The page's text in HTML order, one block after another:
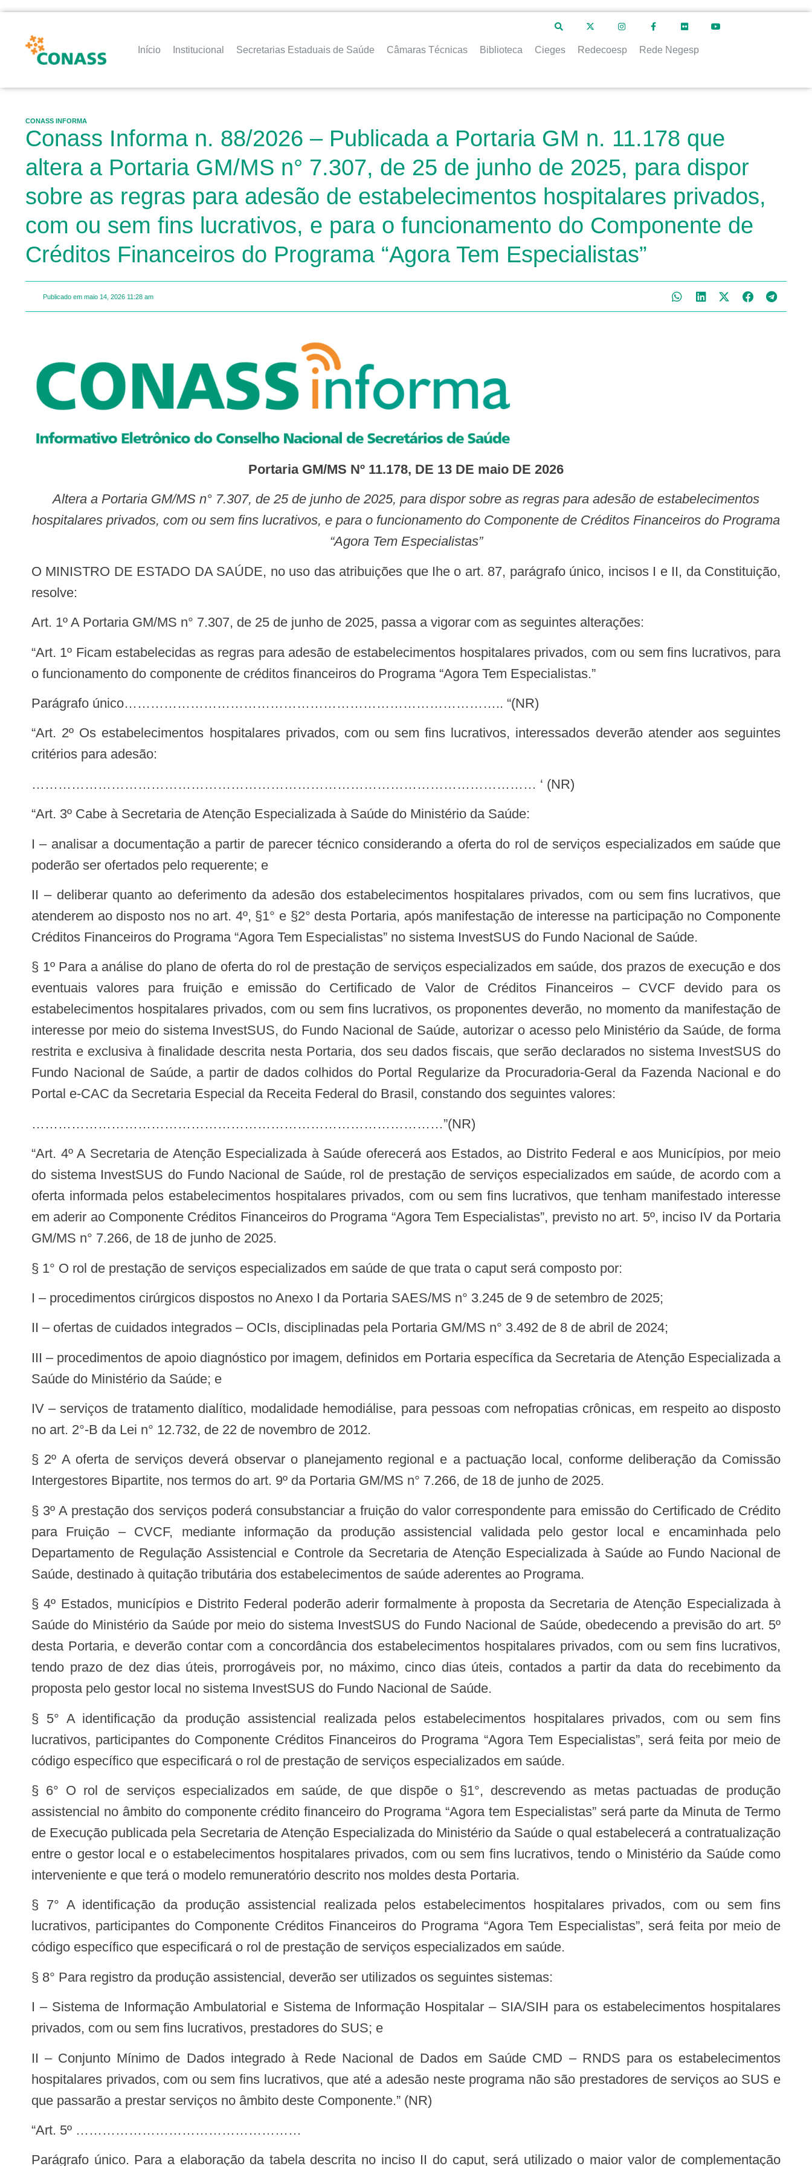
Início Institucional Secretarias Estaduais de Saúde Câmaras Técnicas Biblioteca Cieges Redecoesp Rede Negesp
CONASS INFORMA
Conass Informa n. 88/2026 – Publicada a Portaria GM n. 11.178 que
altera a Portaria GM/MS n° 7.307, de 25 de junho de 2025, para dispor
sobre as regras para adesão de estabelecimentos hospitalares privados,
com ou sem fins lucrativos, e para o funcionamento do Componente de
Créditos Financeiros do Programa “Agora Tem Especialistas”
Publicado em maio 14, 2026 11:28 am
Portaria GM/MS Nº 11.178, DE 13 DE maio DE 2026
Altera a Portaria GM/MS n° 7.307, de 25 de junho de 2025, para dispor sobre as regras para adesão de estabelecimentos
hospitalares privados, com ou sem fins lucrativos, e para o funcionamento do Componente de Créditos Financeiros do Programa
“Agora Tem Especialistas”
O MINISTRO DE ESTADO DA SAÚDE, no uso das atribuições que Ihe o art. 87, parágrafo único, incisos I e II, da Constituição,
resolve:
Art. 1º A Portaria GM/MS n° 7.307, de 25 de junho de 2025, passa a vigorar com as seguintes alterações:
“Art. 1º Ficam estabelecidas as regras para adesão de estabelecimentos hospitalares privados, com ou sem fins lucrativos, para
o funcionamento do componente de créditos financeiros do Programa “Agora Tem Especialistas.”
Parágrafo único………………………………………………………………………….. “(NR)
“Art. 2º Os estabelecimentos hospitalares privados, com ou sem fins lucrativos, interessados deverão atender aos seguintes
critérios para adesão:
…………………………………………………………………………………………………… ‘ (NR)
“Art. 3º Cabe à Secretaria de Atenção Especializada à Saúde do Ministério da Saúde:
I – analisar a documentação a partir de parecer técnico considerando a oferta do rol de serviços especializados em saúde que
poderão ser ofertados pelo requerente; e
II – deliberar quanto ao deferimento da adesão dos estabelecimentos hospitalares privados, com ou sem fins lucrativos, que
atenderem ao disposto nos no art. 4º, §1° e §2° desta Portaria, após manifestação de interesse na participação no Componente
Créditos Financeiros do Programa “Agora Tem Especialistas” no sistema InvestSUS do Fundo Nacional de Saúde.
§ 1º Para a análise do plano de oferta do rol de prestação de serviços especializados em saúde, dos prazos de execução e dos
eventuais valores para fruição e emissão do Certificado de Valor de Créditos Financeiros – CVCF devido para os
estabelecimentos hospitalares privados, com ou sem fins lucrativos, os proponentes deverão, no momento da manifestação de
interesse por meio do sistema InvestSUS, do Fundo Nacional de Saúde, autorizar o acesso pelo Ministério da Saúde, de forma
restrita e exclusiva à finalidade descrita nesta Portaria, dos seu dados fiscais, que serão declarados no sistema InvestSUS do
Fundo Nacional de Saúde, a partir de dados colhidos do Portal Regularize da Procuradoria-Geral da Fazenda Nacional e do
Portal e-CAC da Secretaria Especial da Receita Federal do Brasil, constando dos seguintes valores:
…………………………………………………………………………………”(NR)
“Art. 4º A Secretaria de Atenção Especializada à Saúde oferecerá aos Estados, ao Distrito Federal e aos Municípios, por meio
do sistema InvestSUS do Fundo Nacional de Saúde, rol de prestação de serviços especializados em saúde, de acordo com a
oferta informada pelos estabelecimentos hospitalares privados, com ou sem fins lucrativos, que tenham manifestado interesse
em aderir ao Componente Créditos Financeiros do Programa “Agora Tem Especialistas”, previsto no art. 5º, inciso IV da Portaria
GM/MS n° 7.266, de 18 de junho de 2025.
§ 1° O rol de prestação de serviços especializados em saúde de que trata o caput será composto por:
I – procedimentos cirúrgicos dispostos no Anexo I da Portaria SAES/MS n° 3.245 de 9 de setembro de 2025;
II – ofertas de cuidados integrados – OCIs, disciplinadas pela Portaria GM/MS n° 3.492 de 8 de abril de 2024;
III – procedimentos de apoio diagnóstico por imagem, definidos em Portaria específica da Secretaria de Atenção Especializada a
Saúde do Ministério da Saúde; e
IV – serviços de tratamento dialítico, modalidade hemodiálise, para pessoas com nefropatias crônicas, em respeito ao disposto
no art. 2°-B da Lei n° 12.732, de 22 de novembro de 2012.
§ 2º A oferta de serviços deverá observar o planejamento regional e a pactuação local, conforme deliberação da Comissão
Intergestores Bipartite, nos termos do art. 9º da Portaria GM/MS n° 7.266, de 18 de junho de 2025.
§ 3º A prestação dos serviços poderá consubstanciar a fruição do valor correspondente para emissão do Certificado de Crédito
para Fruição – CVCF, mediante informação da produção assistencial validada pelo gestor local e encaminhada pelo
Departamento de Regulação Assistencial e Controle da Secretaria de Atenção Especializada à Saúde ao Fundo Nacional de
Saúde, destinado à quitação tributária dos estabelecimentos de saúde aderentes ao Programa.
§ 4º Estados, municípios e Distrito Federal poderão aderir formalmente à proposta da Secretaria de Atenção Especializada à
Saúde do Ministério da Saúde por meio do sistema InvestSUS do Fundo Nacional de Saúde, obedecendo a previsão do art. 5º
desta Portaria, e deverão contar com a concordância dos estabelecimentos hospitalares privados, com ou sem fins lucrativos,
tendo prazo de dez dias úteis, prorrogáveis por, no máximo, cinco dias úteis, contados a partir da data do recebimento da
proposta pelo gestor local no sistema InvestSUS do Fundo Nacional de Saúde.
§ 5° A identificação da produção assistencial realizada pelos estabelecimentos hospitalares privados, com ou sem fins
lucrativos, participantes do Componente Créditos Financeiros do Programa “Agora Tem Especialistas”, será feita por meio de
código específico que especificará o rol de prestação de serviços especializados em saúde.
§ 6° O rol de serviços especializados em saúde, de que dispõe o §1°, descrevendo as metas pactuadas de produção
assistencial no âmbito do componente crédito financeiro do Programa “Agora tem Especialistas” será parte da Minuta de Termo
de Execução publicada pela Secretaria de Atenção Especializada do Ministério da Saúde o qual estabelecerá a contratualização
entre o gestor local e o estabelecimentos hospitalares privados, com ou sem fins lucrativos, tendo o Ministério da Saúde como
interveniente e que terá o modelo remuneratório descrito nos moldes desta Portaria.
§ 7° A identificação da produção assistencial realizada pelos estabelecimentos hospitalares privados, com ou sem fins
lucrativos, participantes do Componente Créditos Financeiros do Programa “Agora Tem Especialistas”, será feita por meio de
código específico que especificará o rol de prestação de serviços especializados em saúde.
§ 8° Para registro da produção assistencial, deverão ser utilizados os seguintes sistemas:
I – Sistema de Informação Ambulatorial e Sistema de Informação Hospitalar – SIA/SIH para os estabelecimentos hospitalares
privados, com ou sem fins lucrativos, prestadores do SUS; e
II – Conjunto Mínimo de Dados integrado à Rede Nacional de Dados em Saúde CMD – RNDS para os estabelecimentos
hospitalares privados, com ou sem fins lucrativos, que até a adesão neste programa não são prestadores de serviços ao SUS e
que passarão a prestar serviços no âmbito deste Componente.” (NR)
“Art. 5º ……………………………………………
Parágrafo único. Para a elaboração da tabela descrita no inciso II do caput, será utilizado o maior valor de complementação